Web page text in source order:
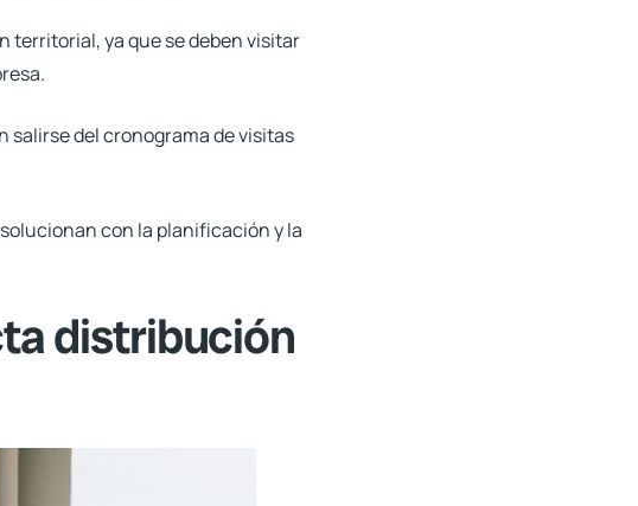
territorial, ya que se deben visitar
salirse del cronograma de visitas
con la planificación y la
distribución